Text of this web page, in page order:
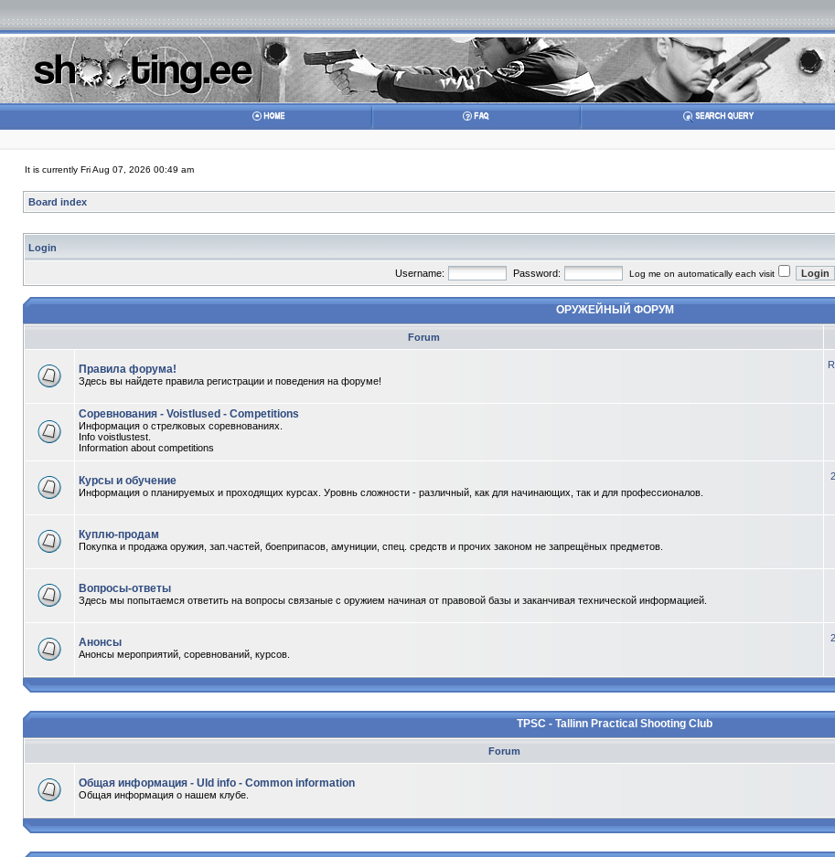
It is currently Fri Aug 07, 2026 00:49 am
Board index
Login
Username: Password: Log me on automatically each visit
ОРУЖЕЙНЫЙ ФОРУМ
Forum
Правила форума!
Здесь вы найдете правила регистрации и поведения на форуме!
Соревнования - Voistlused - Competitions
Информация о стрелковых соревнованиях.
Info voistlustest.
Information about competitions
Курсы и обучение
Информация о планируемых и проходящих курсах. Уровнь сложности - различный, как для начинающих, так и для профессионалов.
Куплю-продам
Покупка и продажа оружия, зап.частей, боеприпасов, амуниции, спец. средств и прочих законом не запрещёных предметов.
Вопросы-ответы
Здесь мы попытаемся ответить на вопросы связаные с оружием начиная от правовой базы и заканчивая технической информацией.
Анонсы
Анонсы мероприятий, соревнований, курсов.
TPSC - Tallinn Practical Shooting Club
Forum
Общая информация - Uld info - Common information
Общая информация о нашем клубе.